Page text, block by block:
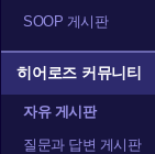
SOOP 게시판
히어로즈 커뮤니티
자유 게시판
질문과 답변 게시판